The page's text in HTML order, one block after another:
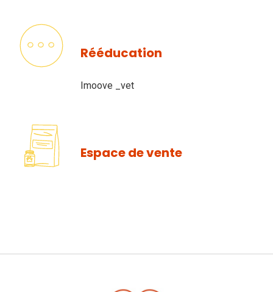
Rééducation
Imoove _vet
Espace de vente